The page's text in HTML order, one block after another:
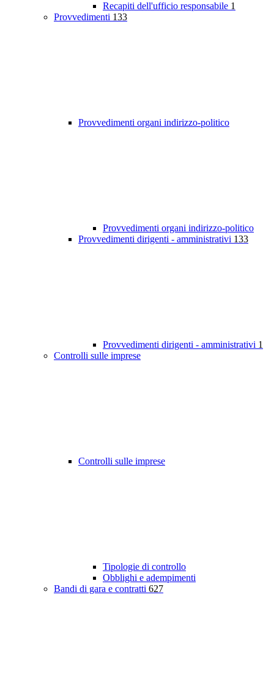
Recapiti dell'ufficio responsabile 1
Provvedimenti 133
Provvedimenti organi indirizzo-politico
Provvedimenti organi indirizzo-politico
Provvedimenti dirigenti - amministrativi 133
Provvedimenti dirigenti - amministrativi 1
Controlli sulle imprese
Controlli sulle imprese
Tipologie di controllo
Obblighi e adempimenti
Bandi di gara e contratti 627